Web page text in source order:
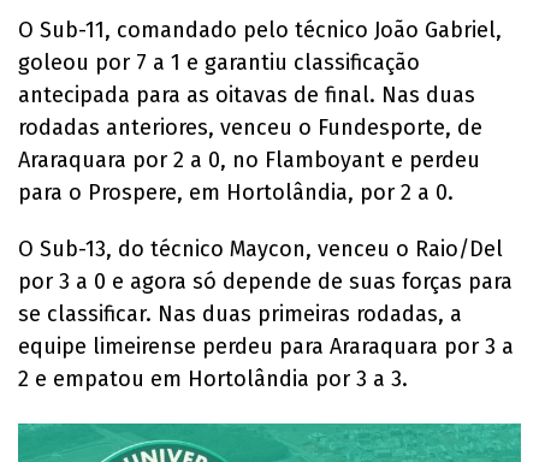
O Sub-11, comandado pelo técnico João Gabriel,
goleou por 7 a 1 e garantiu classificação
antecipada para as oitavas de final. Nas duas
rodadas anteriores, venceu o Fundesporte, de
Araraquara por 2 a 0, no Flamboyant e perdeu
para o Prospere, em Hortolândia, por 2 a 0.
O Sub-13, do técnico Maycon, venceu o Raio/Del
por 3 a 0 e agora só depende de suas forças para
se classificar. Nas duas primeiras rodadas, a
equipe limeirense perdeu para Araraquara por 3 a
2 e empatou em Hortolândia por 3 a 3.